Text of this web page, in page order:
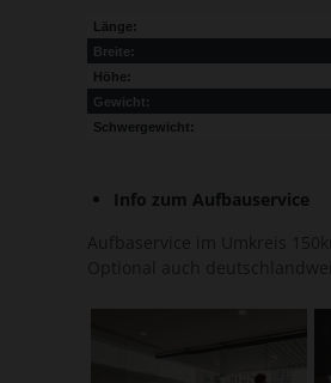
Länge:
Breite:
Höhe:
Gewicht:
Schwergewicht:
Info zum Aufbauservice